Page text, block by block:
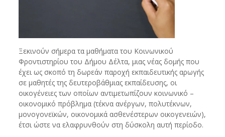
Ξεκινούν σήμερα τα μαθήματα του Κοινωνικού
Φροντιστηρίου του Δήμου Δέλτα, μιας νέας δομής που
έχει ως σκοπό τη δωρεάν παροχή εκπαιδευτικής αρωγής
σε μαθητές της δευτεροβάθμιας εκπαίδευσης, οι
οικογένειες των οποίων αντιμετωπίζουν κοινωνικό –
οικονομικό πρόβλημα (τέκνα ανέργων, πολυτέκνων,
μονογονεϊκών, οικονομικά ασθενέστερων οικογενειών),
έτσι ώστε να ελαφρυνθούν στη δύσκολη αυτή περίοδο.